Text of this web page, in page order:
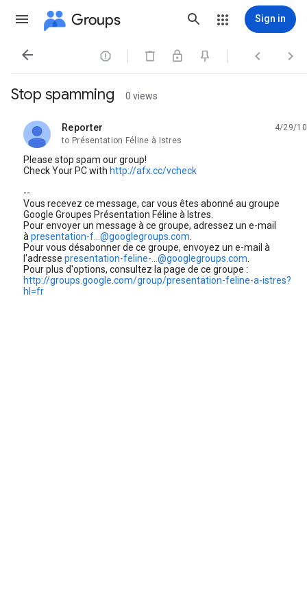
Groups Sign in
   
Stop spamming 0 views
Reporter
unread,
4/29/10
to Présentation Féline à Istres
Please stop spam our group!
Check Your PC with http://afx.cc/vcheck
--
Vous recevez ce message, car vous êtes abonné au groupe
Google Groupes Présentation Féline à Istres.
Pour envoyer un message à ce groupe, adressez un e-mail
à presentation-f...@googlegroups.com
Pour vous désabonner de ce groupe, envoyez un e-mail à
l'adresse presentation-feline-...@googlegroups.com
Pour plus d'options, consultez la page de ce groupe :
http://groups.google.com/group/presentation-feline-a-istres?
hl=fr